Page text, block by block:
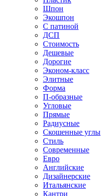
Шпон
Экошпон
С патиной
ДСП
Стоимость
Дешевые
Дорогие
Эконом-класс
Элитные
Форма
П-образные
Угловые
Прямые
Радиусные
Скошенные углы
Стиль
Современные
Евро
Английские
Дизайнерские
Итальянские
Кантри